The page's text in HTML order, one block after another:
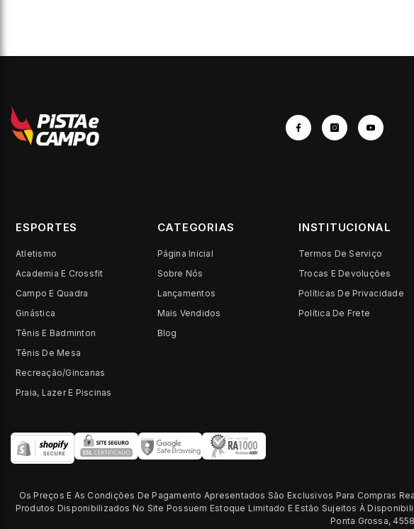
ESPORTES
Atletismo
Academia E Crossfit
Campo E Quadra
Ginástica
Tênis E Badminton
Tênis De Mesa
Recreação/Gincanas
Praia, Lazer E Piscinas
CATEGORIAS
Página Inicial
Sobre Nós
Lançamentos
Mais Vendidos
Blog
INSTITUCIONAL
Termos De Serviço
Trocas E Devoluções
Políticas De Privacidade
Política De Frete
Os Preços E As Condições De Pagamento Apresentados São Exclusivos Para Compras
Produtos Disponibilizados No Site Possuem Estoque Limitado E Estão Sujeitos À
Ponta Grossa,